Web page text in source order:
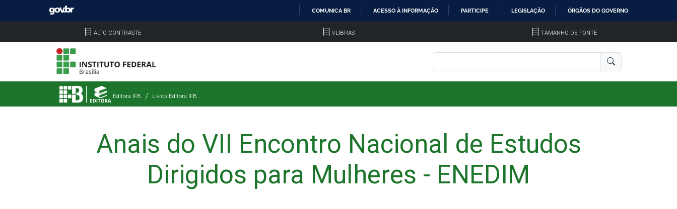
COMUNICA BR ACESSO À INFORMAÇÃO PARTICIPE LEGISLAÇÃO ÓRGÃOS DO GOVERNO
ALTO CONTRASTE VLIBRAS TAMANHO DE FONTE
Editora IFB Livros Editora IFB
Anais do VII Encontro Nacional de Estudos
Dirigidos para Mulheres - ENEDIM